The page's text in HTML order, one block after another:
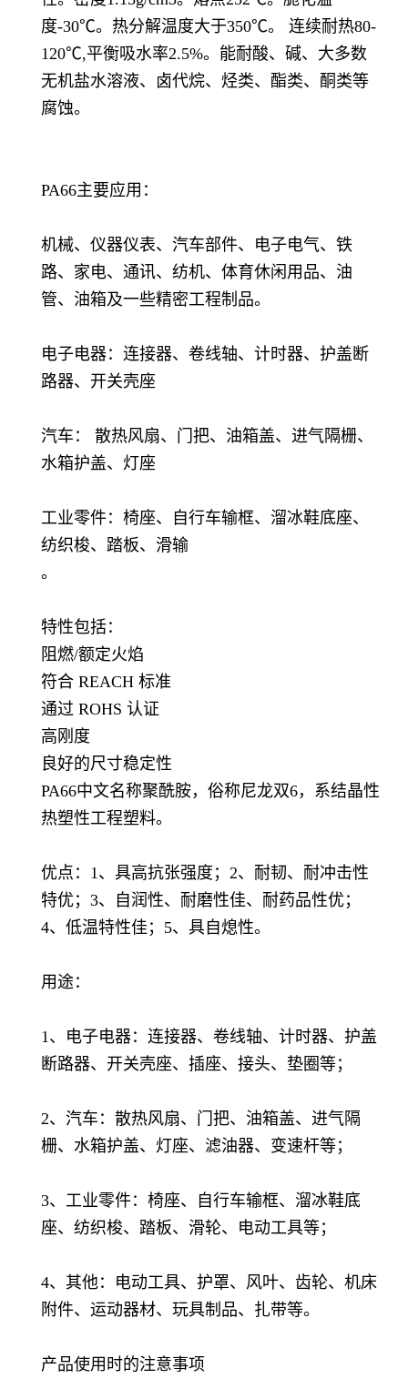
度-30℃。热分解温度大于350℃。 连续耐热80-
120℃,平衡吸水率2.5%。能耐酸、碱、大多数
无机盐水溶液、卤代烷、烃类、酯类、酮类等
腐蚀。
PA66主要应用：
机械、仪器仪表、汽车部件、电子电气、铁
路、家电、通讯、纺机、体育休闲用品、油
管、油箱及一些精密工程制品。
电子电器：连接器、卷线轴、计时器、护盖断
路器、开关壳座
汽车： 散热风扇、门把、油箱盖、进气隔栅、
水箱护盖、灯座
工业零件：椅座、自行车输框、溜冰鞋底座、
纺织梭、踏板、滑输
。
特性包括：
阻燃/额定火焰
符合 REACH 标准
通过 ROHS 认证
高刚度
良好的尺寸稳定性
PA66中文名称聚酰胺，俗称尼龙双6，系结晶性
热塑性工程塑料。
优点：1、具高抗张强度；2、耐韧、耐冲击性
特优；3、自润性、耐磨性佳、耐药品性优；
4、低温特性佳；5、具自熄性。
用途：
1、电子电器：连接器、卷线轴、计时器、护盖
断路器、开关壳座、插座、接头、垫圈等；
2、汽车：散热风扇、门把、油箱盖、进气隔
栅、水箱护盖、灯座、滤油器、变速杆等；
3、工业零件：椅座、自行车输框、溜冰鞋底
座、纺织梭、踏板、滑轮、电动工具等；
4、其他：电动工具、护罩、风叶、齿轮、机床
附件、运动器材、玩具制品、扎带等。
产品使用时的注意事项